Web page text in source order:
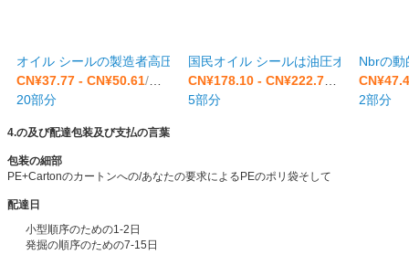
オイル シールの製造者高圧N O.K. TCVオイル シールのNbrエンジ
CN¥37.77 - CN¥50.61/部分
20部分
国民オイル シールは油圧オイル シ
CN¥178.10 - CN¥222.72
/部分
5部分
Nbrの動
2部分
4.の及び配達包装及び支払の言葉
包装の細部
PE+Cartonのカートンへの/あなたの要求によるPEのポリ袋そして
配達日
小型順序のための1-2日
発掘の順序のための7-15日